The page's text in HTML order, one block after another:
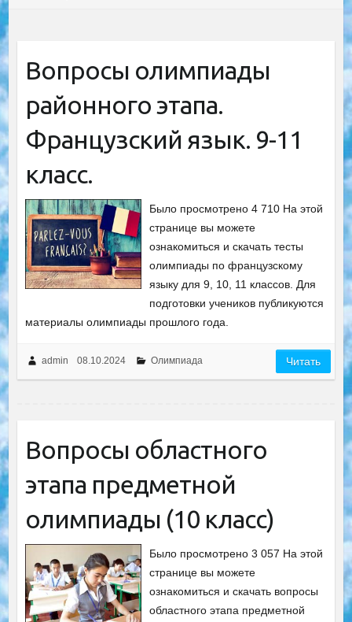
Вопросы олимпиады
районного этапа.
Французский язык. 9-11
класс.
Было просмотрено 4 710 На этой
странице вы можете
ознакомиться и скачать тесты
олимпиады по французскому
языку для 9, 10, 11 классов. Для
подготовки учеников публикуются
материалы олимпиады прошлого года.
admin 08.10.2024 Олимпиада Читать
Вопросы областного
этапа предметной
олимпиады (10 класс)
Было просмотрено 3 057 На этой
странице вы можете
ознакомиться и скачать вопросы
областного этапа предметной